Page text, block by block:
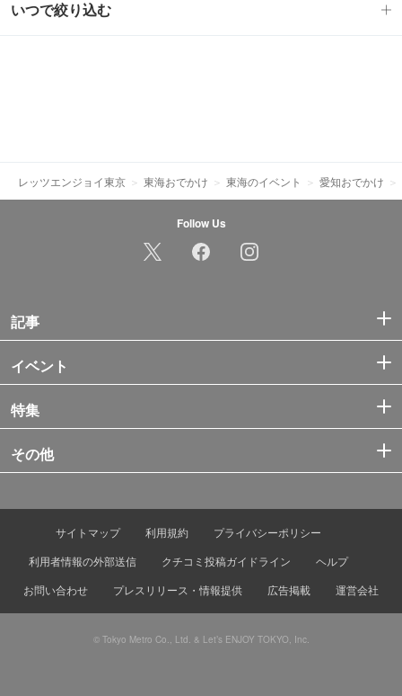
いつで絞り込む
レッツエンジョイ東京 東海おでかけ 東海のイベント 愛知おでかけ
Follow Us
記事
イベント
特集
その他
サイトマップ 利用規約
プライバシーポリシー
利用者情報の外部送信
クチコミ投稿ガイドライン
ヘルプ
お問い合わせ
プレスリリース・情報提供 広告掲載 運営会社
© Tokyo Metro Co., Ltd. & Let’s ENJOY TOKYO, Inc.